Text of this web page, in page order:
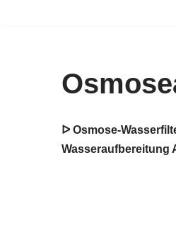
ᐅ Osmose-